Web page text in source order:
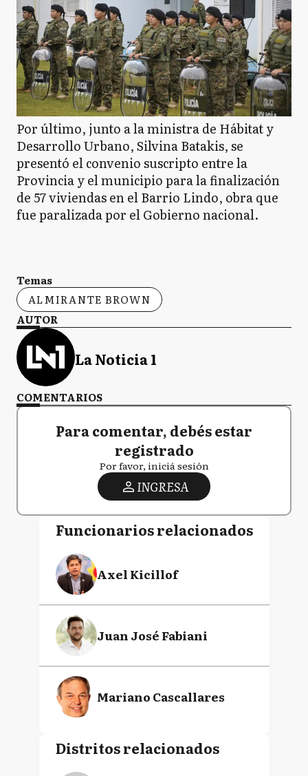
Por último, junto a la ministra de Hábitat y
Desarrollo Urbano, Silvina Batakis, se
presentó el convenio suscripto entre la
Provincia y el municipio para la finalización
de 57 viviendas en el Barrio Lindo, obra que
fue paralizada por el Gobierno nacional.
Temas
ALMIRANTE BROWN
AUTOR
La Noticia 1
COMENTARIOS
Para comentar, debés estar
registrado
Por favor, iniciá sesión
INGRESA
Funcionarios relacionados
Axel Kicillof
Juan José Fabiani
Mariano Cascallares
Distritos relacionados